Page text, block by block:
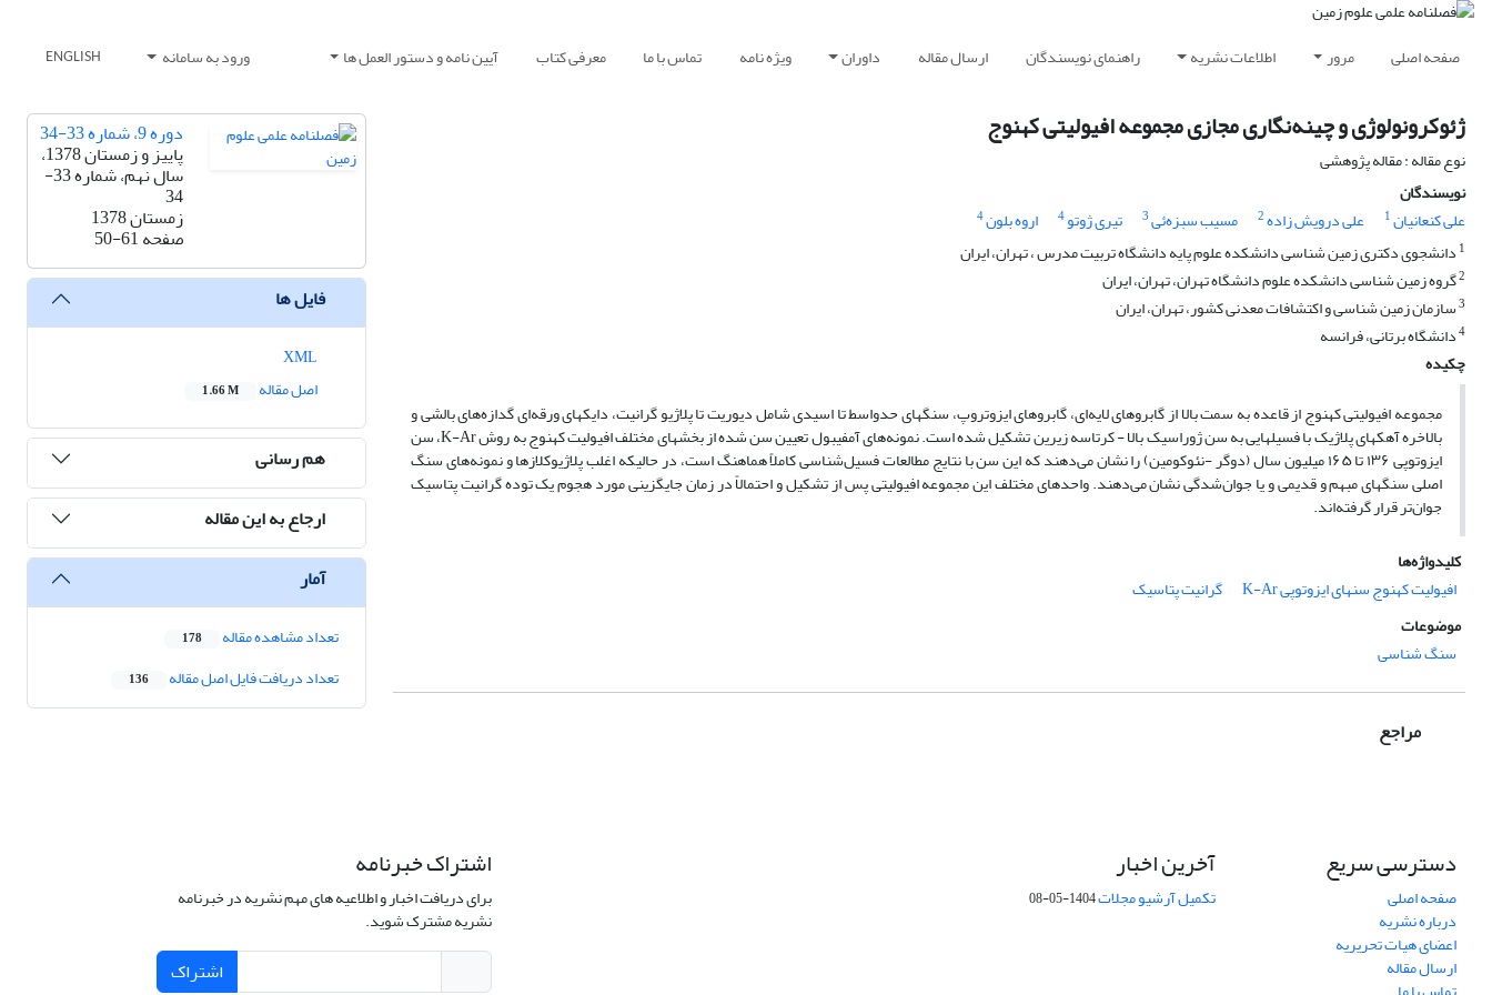
صفحه اصلی مرور اطلاعات نشریه راهنمای نویسندگان ارسال مقاله داوران ویژه نامه تماس با ما معرفی کتاب آیین نامه و دستور العمل ها ورود به سامانه ENGLISH
ژئوکرونولوژی و چینه‌نگاری مجازی مجموعه افیولیتی کهنوج
نوع مقاله : مقاله پژوهشی
نویسندگان
علی کنعانیان1 علی درویش زاده2 مسیب سبزه‌ئی3 تیری ژوتو4 اروه بلون4
1 دانشجوی دکتری زمین شناسی دانشکده علوم پایه دانشگاه تربیت مدرس ، تهران، ایران
2گروه زمین شناسی دانشکده علوم دانشگاه تهران، تهران، ایران
3سازمان زمین شناسی و اکتشافات معدنی کشور، تهران، ایران
4دانشگاه برتانی، فرانسه
چکیده
مجموعه افیولیتی کهنوج از قاعده به سمت بالا از گابروهای لایه‌ای، گابروهای ایزوتروپ، سنگهای حدواسط تا اسیدی شامل دیوریت تا پلاژیو گرانیت، دایکهای ورقه‌ای گدازه‌های بالشی و
بالاخره آهکهای پلاژیک با فسیلهایی به سن ژوراسیک بالا - کرتاسه زیرین تشکیل شده است. نمونه‌های آمفیبول تعیین سن شده از بخشهای مختلف افیولیت کهنوج به روش K-Ar، سن
ایزوتوپی ۱۳۶ تا ۱۶۵ میلیون سال (دوگر -نئوکومین) را نشان می‌دهند که این سن با نتایج مطالعات فسیل‌شناسی کاملاً هماهنگ است، در حالیکه اغلب پلاژیوکلازها و نمونه‌های سنگ
اصلی سنگهای مبهم و قدیمی و یا جوان‌شدگی نشان می‌دهند. واحدهای مختلف این مجموعه افیولیتی پس از تشکیل و احتمالاً در زمان جایگزینی مورد هجوم یک توده گرانیت پتاسیک
جوان‌تر قرار گرفته‌اند.
کلیدواژه‌ها
افیولیت کهنوج سنهای ایزوتوپی K-Ar
گرانیت پتاسیک
موضوعات
سنگ شناسی
مراجع
دوره 9، شماره 33-34
پاییز و زمستان 1378،
سال نهم، شماره 33-
34
زمستان 1378
صفحه50-61
فایل ها
اصل مقاله
1.66 M
هم رسانی
ارجاع به این مقاله
آمار
تعداد مشاهده مقاله 178
تعداد دریافت فایل اصل مقاله 136
دسترسی سریع
صفحه اصلی
درباره نشریه
اعضای هیات تحریریه
ارسال مقاله
آخرین اخبار
تکمیل آرشیو مجلات1404-05-08
اشتراک خبرنامه
برای دریافت اخبار و اطلاعیه های مهم نشریه در خبرنامه
نشریه مشترک شوید.
اشتراک